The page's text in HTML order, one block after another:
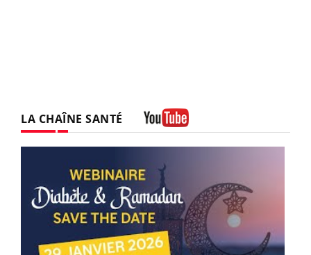
LA CHAÎNE SANTÉ